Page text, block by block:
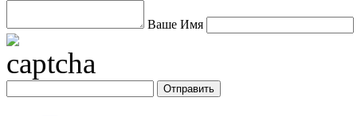
Ваше Имя